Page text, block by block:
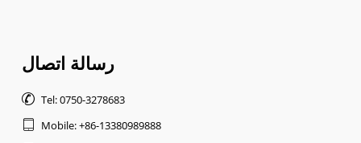
رسالة اتصال
 Tel: 0750-3278683
 Mobile: +86-13380989888